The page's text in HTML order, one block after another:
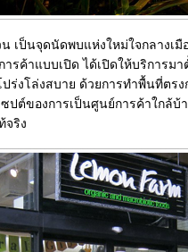
เป็นจุดนัดพบแห่งใหม่ใจกลางเ
ารค้าแบบเปิด ได้เปิดให้บริการ
ร่งโล่งสบาย ด้วยการทำพื้นที่ตรง
ปต์ของการเป็นศูนย์การค้าใกล้บ้
จริง